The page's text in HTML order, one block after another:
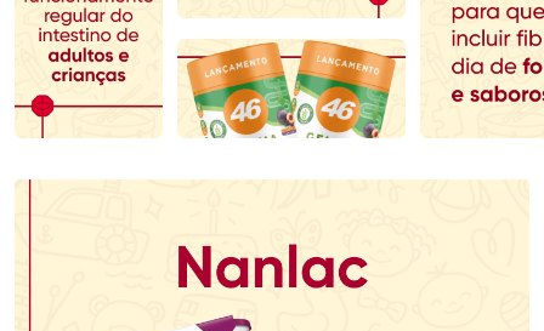
Comprar sem Desconto
Por R$ 279,90/cada
Comprar sem Desconto
Por R$ 279,90/cada
Comprar sem Desconto
Por R$ 153,99/cada
Comprar sem Desconto
Por R$ 153,99/cada